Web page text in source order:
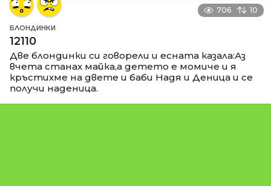
706 10
БЛОНДИНКИ
12110
Две блондинки си говорели и есната казала:Аз
вчета станах майка,а детето е момиче и я
кръстихме на двете и баби Надя и Деница и се
получи наденица.